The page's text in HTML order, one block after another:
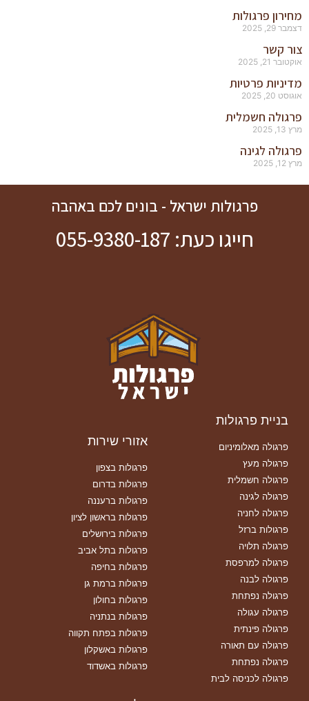
מחירון פרגולות
דצמבר 29, 2025
צור קשר
אוקטובר 21, 2025
מדיניות פרטיות
אוגוסט 20, 2025
פרגולה חשמלית
מרץ 13, 2025
פרגולה לגינה
מרץ 12, 2025
פרגולות ישראל - בונים לכם באהבה
חייגו כעת: 055-9380-187
בניית פרגולות
פרגולה מאלומיניום
פרגולה מעץ
פרגולה חשמלית
פרגולה לגינה
פרגולה לחניה
פרגולות ברזל
פרגולה תלויה
פרגולה למרפסת
פרגולה לבנה
פרגולה נפתחת
פרגולה עגולה
פרגולה פינתית
פרגולה עם תאורה
פרגולה נפתחת
פרגולה לכניסה לבית
אזורי שירות
פרגולות בצפון
פרגולות בדרום
פרגולות ברעננה
פרגולות בראשון לציון
פרגולות בירושלים
פרגולות בתל אביב
פרגולות בחיפה
פרגולות ברמת גן
פרגולות בחולון
פרגולות בנתניה
פרגולות בפתח תקווה
פרגולות באשקלון
פרגולות באשדוד